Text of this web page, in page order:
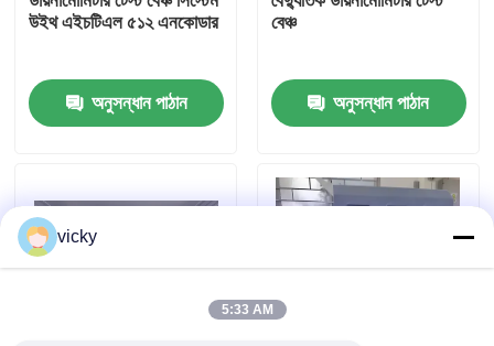
খবর
টর্ক ডায়নামিটার
উইথ এইচটিএল ৫১২ এনকোডার
অনুসন্ধান পাঠান
বেঞ্চ
অনুসন্ধান পাঠান
vicky
5:33 AM